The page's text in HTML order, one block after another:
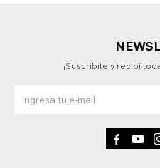
¡Suscribite y recibí
 